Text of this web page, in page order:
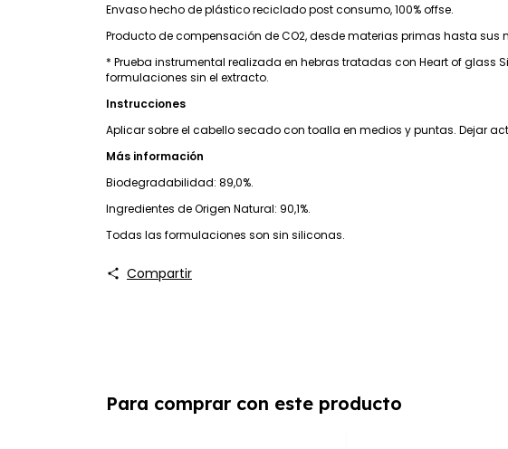
Envaso hecho de plástico reciclado post consumo, 100% offse.
Producto de compensación de CO2, desde materias primas hasta
* Prueba instrumental realizada en hebras tratadas con Heart of
formulaciones sin el extracto.
Instrucciones
Aplicar sobre el cabello secado con toalla en medios y puntas. Dejar
Más información
Biodegradabilidad: 89,0%.
Ingredientes de Origen Natural: 90,1%.
Todas las formulaciones son sin siliconas.
Compartir
Para comprar con este producto